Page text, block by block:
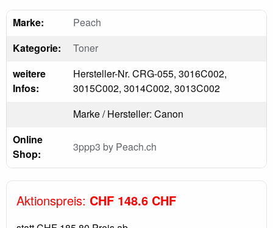
Marke:
Peach
Kategorie:
Toner
weitere
Infos:
Hersteller-Nr. CRG-055, 3016C002,
3015C002, 3014C002, 3013C002
Marke / Hersteller: Canon
Online
Shop:
3ppp3 by Peach.ch
Aktionspreis: CHF 148.6 CHF